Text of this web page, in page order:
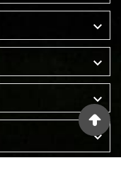



